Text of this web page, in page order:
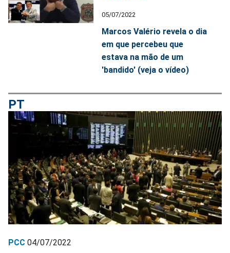
05/07/2022
Marcos Valério revela o dia
em que percebeu que
estava na mão de um
'bandido' (veja o vídeo)
PT
PCC 04/07/2022